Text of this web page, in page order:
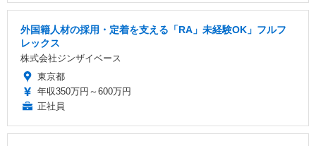
外国籍人材の採用・定着を支える「RA」未経験OK」フルフ
レックス
株式会社ジンザイベース
東京都
年収350万円～600万円
正社員